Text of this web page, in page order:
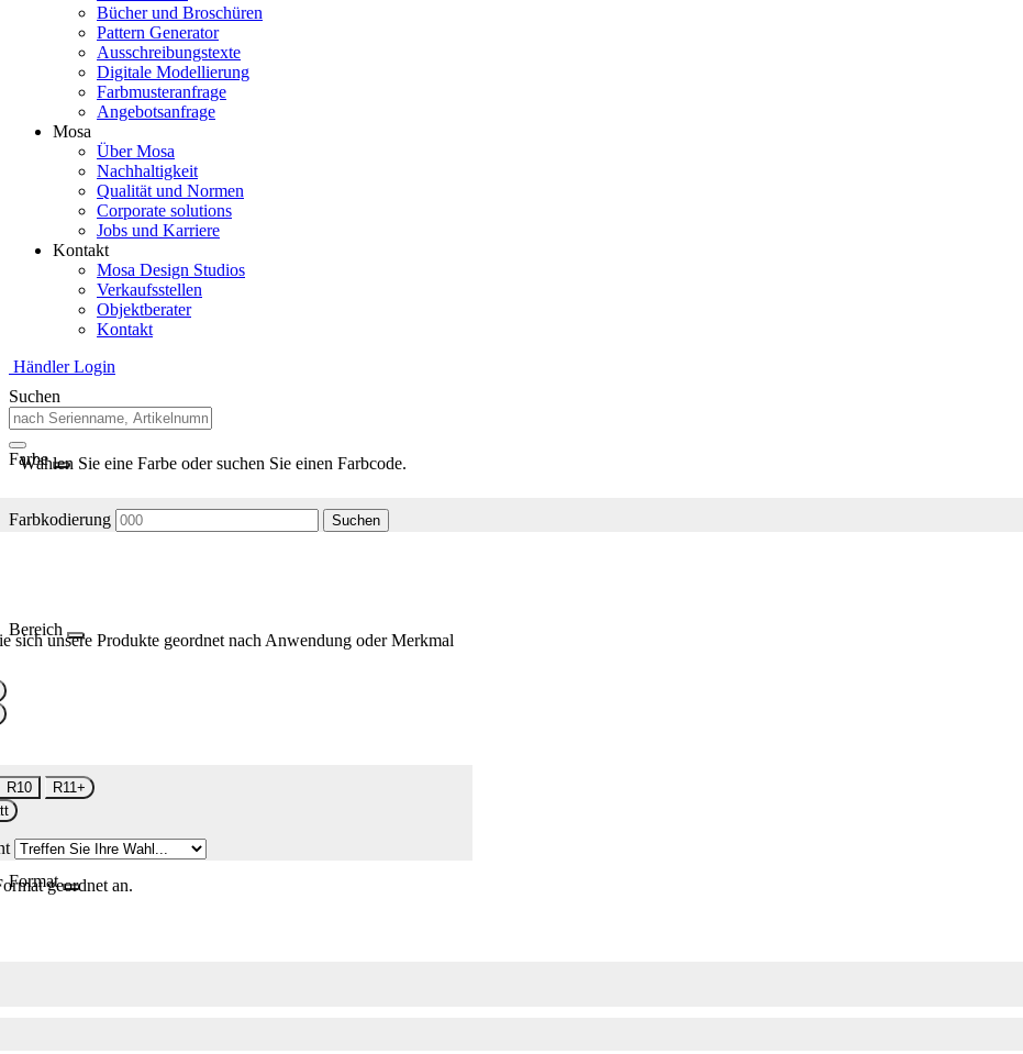
Bücher und Broschüren
Pattern Generator
Ausschreibungstexte
Digitale Modellierung
Farbmusteranfrage
Angebotsanfrage
Mosa
Über Mosa
Nachhaltigkeit
Qualität und Normen
Corporate solutions
Jobs und Karriere
Kontakt
Mosa Design Studios
Verkaufsstellen
Objektberater
Kontakt
Händler Login
Suchen
Farbe
Wählen Sie eine Farbe oder suchen Sie einen Farbcode.
Farbkodierung Suchen
Bereich
sich unsere Produkte geordnet nach Anwendung oder Merkmal
R10
R11+
Formatgeordnet an.